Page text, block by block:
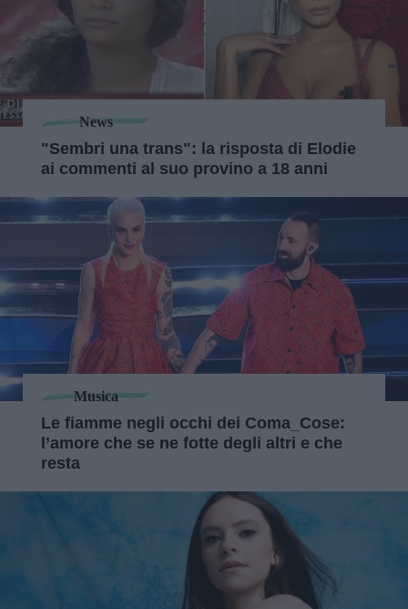
News
"Sembri una trans": la risposta di Elodie
ai commenti al suo provino a 18 anni
Musica
Le fiamme negli occhi dei Coma_Cose:
l’amore che se ne fotte degli altri e che
resta